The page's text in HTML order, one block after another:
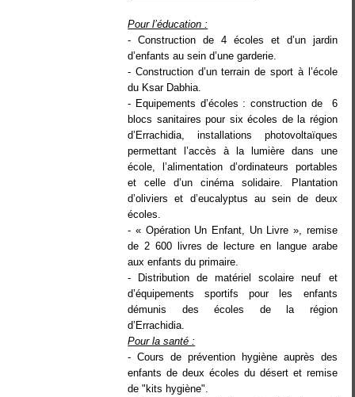
Pour l’éducation :
- Construction de 4 écoles et d’un jardin
d’enfants au sein d’une garderie.
- Construction d’un terrain de sport à l’école
du Ksar Dabhia.
- Equipements d’écoles : construction de 6
blocs sanitaires pour six écoles de la région
d’Errachidia, installations photovoltaïques
permettant l’accès à la lumière dans une
école, l’alimentation d’ordinateurs portables
et celle d’un cinéma solidaire. Plantation
d’oliviers et d’eucalyptus au sein de deux
écoles.
- « Opération Un Enfant, Un Livre », remise
de 2 600 livres de lecture en langue arabe
aux enfants du primaire.
- Distribution de matériel scolaire neuf et
d’équipements sportifs pour les enfants
démunis des écoles de la région
d’Errachidia.
Pour la santé :
- Cours de prévention hygiène auprès des
enfants de deux écoles du désert et remise
de "kits hygiène".